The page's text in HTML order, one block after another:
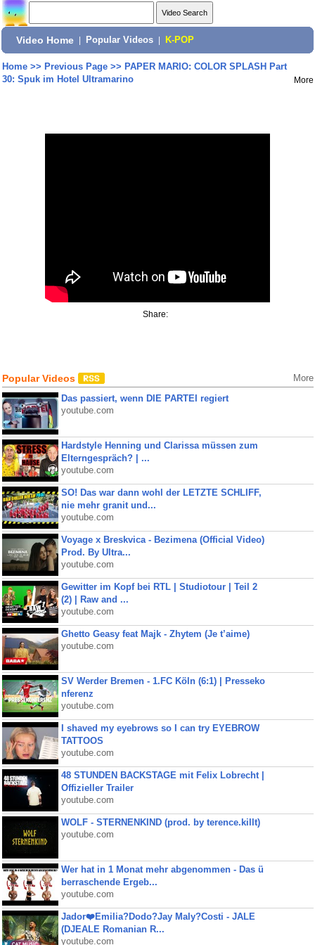
Video Home Popular Videos K-POP
Home>> Previous Page>> PAPER MARIO: COLOR SPLASH Part
30: Spuk im Hotel Ultramarino
More
Share:
Popular Videos More
Das passiert, wenn DIE PARTEI regiert
youtube.com
Hardstyle Henning und Clarissa müssen zum
Elterngespräch? | ...
youtube.com
SO! Das war dann wohl der LETZTE SCHLIFF,
nie mehr granit und...
youtube.com
Voyage x Breskvica - Bezimena (Official Video)
Prod. By Ultra...
youtube.com
Gewitter im Kopf bei RTL | Studiotour | Teil 2
(2) | Raw and ...
youtube.com
Ghetto Geasy feat Majk - Zhytem (Je t’aime)
youtube.com
SV Werder Bremen - 1.FC Köln (6:1) | Presseko
nferenz
youtube.com
I shaved my eyebrows so I can try EYEBROW
TATTOOS
youtube.com
48 STUNDEN BACKSTAGE mit Felix Lobrecht |
Offizieller Trailer
youtube.com
WOLF - STERNENKIND (prod. by terence.killt)
youtube.com
Wer hat in 1 Monat mehr abgenommen - Das ü
berraschende Ergeb...
youtube.com
Jador❤️Emilia?Dodo?Jay Maly?Costi - JALE
(DJEALE Romanian R...
youtube.com